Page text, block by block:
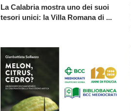
La Calabria mostra uno dei suoi
tesori unici: la Villa Romana di ...